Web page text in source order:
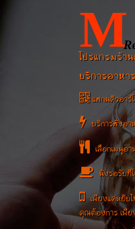
M
โปรแกรมร้า
บริการอาหา
แสกนคิวอาร์
บริการสั่งอา
เลือกเมนูอ
นั่งรอรับที่
เพียงแค่หยิบ
คุณต้องการ เพีย